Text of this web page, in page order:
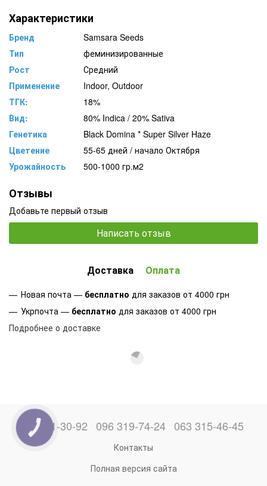
Характеристики
Бренд
Samsara Seeds
Тип
феминизированные
Рост
Средний
Применение
Indoor, Outdoor
ТГК:
18%
Вид:
80% Indica / 20% Sativa
Генетика
Black Domina * Super Silver Haze
Цветение
55-65 дней / начало Октября
Урожайность
500-1000 гр.м2
Отзывы
Добавьте первый отзыв
Написать отзыв
Доставка Оплата
Новая почта — бесплатно для заказов от 4000 грн
Укрпочта — бесплатно для заказов от 4000 грн
Подробнее о доставке
066 871-30-92 096 319-74-24 063 315-46-45
Контакты
Полная версия сайта
КНОПКА
ЗВ'ЯЗКУ